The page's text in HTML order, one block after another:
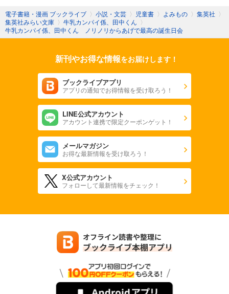
電子書籍・漫画 ブックライブ 〉 小説・文芸 〉 児童書 〉 よみもの 〉 集英社 〉
集英社みらい文庫 〉 牛乳カンパイ係、田中くん 〉
牛乳カンパイ係、田中くん ノリノリからあげで最高の誕生日会
新刊やお得な情報をお届けします！
ブックライブアプリ
アプリの通知でお得情報を受け取ろう！
LINE公式アカウント
アカウント連携で限定クーポンゲット！
メールマガジン
お得な最新情報を受け取ろう！
X公式アカウント
フォローして最新情報をチェック！